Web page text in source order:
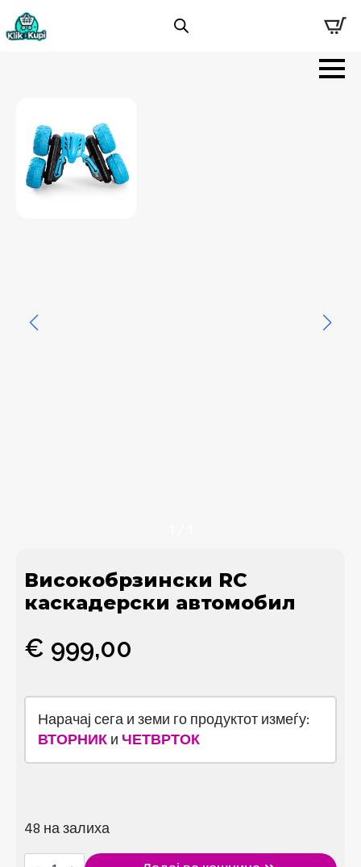
Високобрзински RC
каскадерски автомобил
€ 999,00
Нарачај сега и земи го продуктот измеѓу:
ВТОРНИК и ЧЕТВРТОК
48 на залиха
Високобрзински